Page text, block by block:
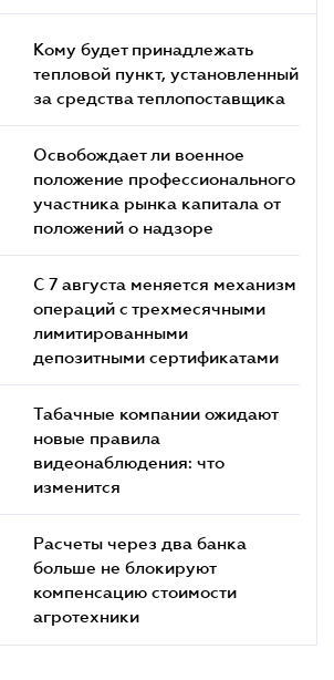
Кому будет принадлежать
тепловой пункт, установленный
за средства теплопоставщика
Освобождает ли военное
положение профессионального
участника рынка капитала от
положений о надзоре
С 7 августа меняется механизм
операций с трехмесячными
лимитированными
депозитными сертификатами
Табачные компании ожидают
новые правила
видеонаблюдения: что
изменится
Расчеты через два банка
больше не блокируют
компенсацию стоимости
агротехники